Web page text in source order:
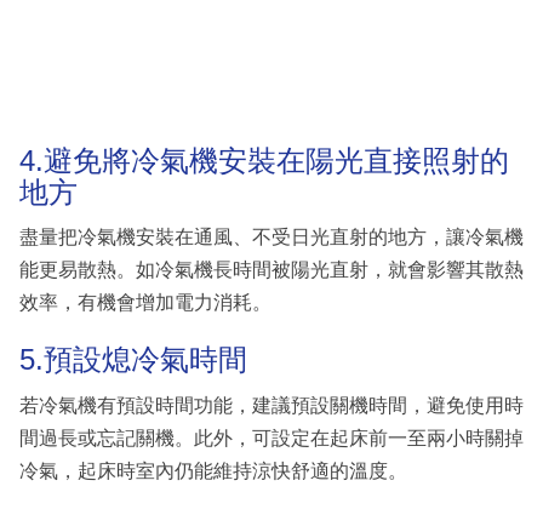
4.避免將冷氣機安裝在陽光直接照射的
地方
盡量把冷氣機安裝在通風、不受日光直射的地方，讓冷氣機
能更易散熱。如冷氣機長時間被陽光直射，就會影響其散熱
效率，有機會增加電力消耗。
5.預設熄冷氣時間
若冷氣機有預設時間功能，建議預設關機時間，避免使用時
間過長或忘記關機。此外，可設定在起床前一至兩小時關掉
冷氣，起床時室內仍能維持涼快舒適的溫度。